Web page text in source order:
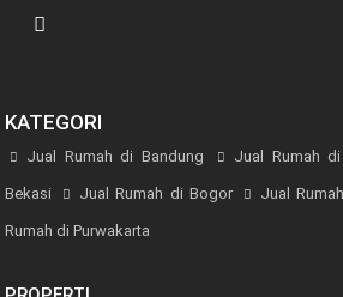
KATEGORI
Jual Rumah di Bandung Jual Rumah
Bekasi Jual Rumah di Bogor Jual
Rumah di Purwakarta